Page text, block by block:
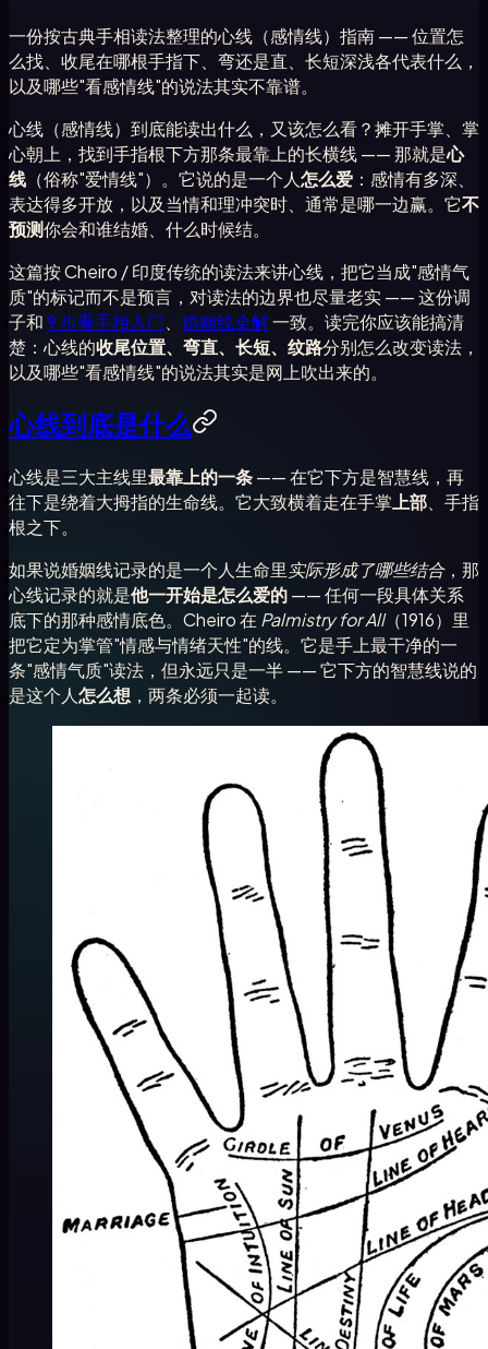
一份按古典手相读法整理的心线（感情线）指南 —— 位置怎
么找、收尾在哪根手指下、弯还是直、长短深浅各代表什么，
以及哪些"看感情线"的说法其实不靠谱。
心线（感情线）到底能读出什么，又该怎么看？摊开手掌、掌
心朝上，找到手指根下方那条最靠上的长横线 —— 那就是心
线 （俗称"爱情线"）。它说的是一个人怎么爱 ：感情有多深、
表达得多开放，以及当情和理冲突时、通常是哪一边赢。它不
预测你会和谁结婚、什么时候结。
这篇按 Cheiro / 印度传统的读法来讲心线，把它当成"感情气
质"的标记而不是预言，对读法的边界也尽量老实 —— 这份调
子和9 步看手相入门 婚姻线全解一致。读完你应该能搞清
楚：心线的收尾位置、弯直、长短、纹路分别怎么改变读法，
以及哪些"看感情线"的说法其实是网上吹出来的。
心线到底是什么
心线是三大主线里最靠上的一条—— 在它下方是智慧线，再
往下是绕着大拇指的生命线。它大致横着走在手掌 上部 、手指
根之下。
如果说婚姻线记录的是一个人生命里实际形成了哪些结合，那
心线记录的就是他一开始是怎么爱的—— 任何一段具体关系
底下的那种感情底色。Cheiro 在 Palmistry for All（1916）里
把它定为掌管"情感与情绪天性"的线。它是手上最干净的一
条"感情气质"读法，但永远只是一半 —— 它下方的智慧线说的
是这个人怎么想 ，两条必须一起读。